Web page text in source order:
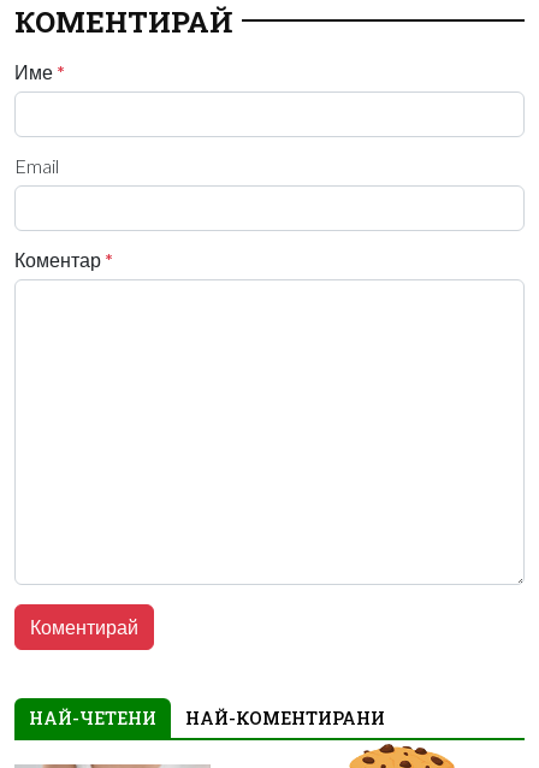
КОМЕНТИРАЙ
Име *
Email
Коментар *
НАЙ-ЧЕТЕНИ НАЙ-КОМЕНТИРАНИ